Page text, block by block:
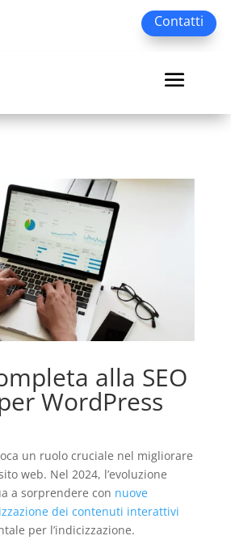
Contatti
alla SEO
WordPress
un ruolo cruciale nel migliorare
web. Nel 2024, l’evoluzione
a sorprendere con nuove
dei contenuti interattivi
per l’indicizzazione.